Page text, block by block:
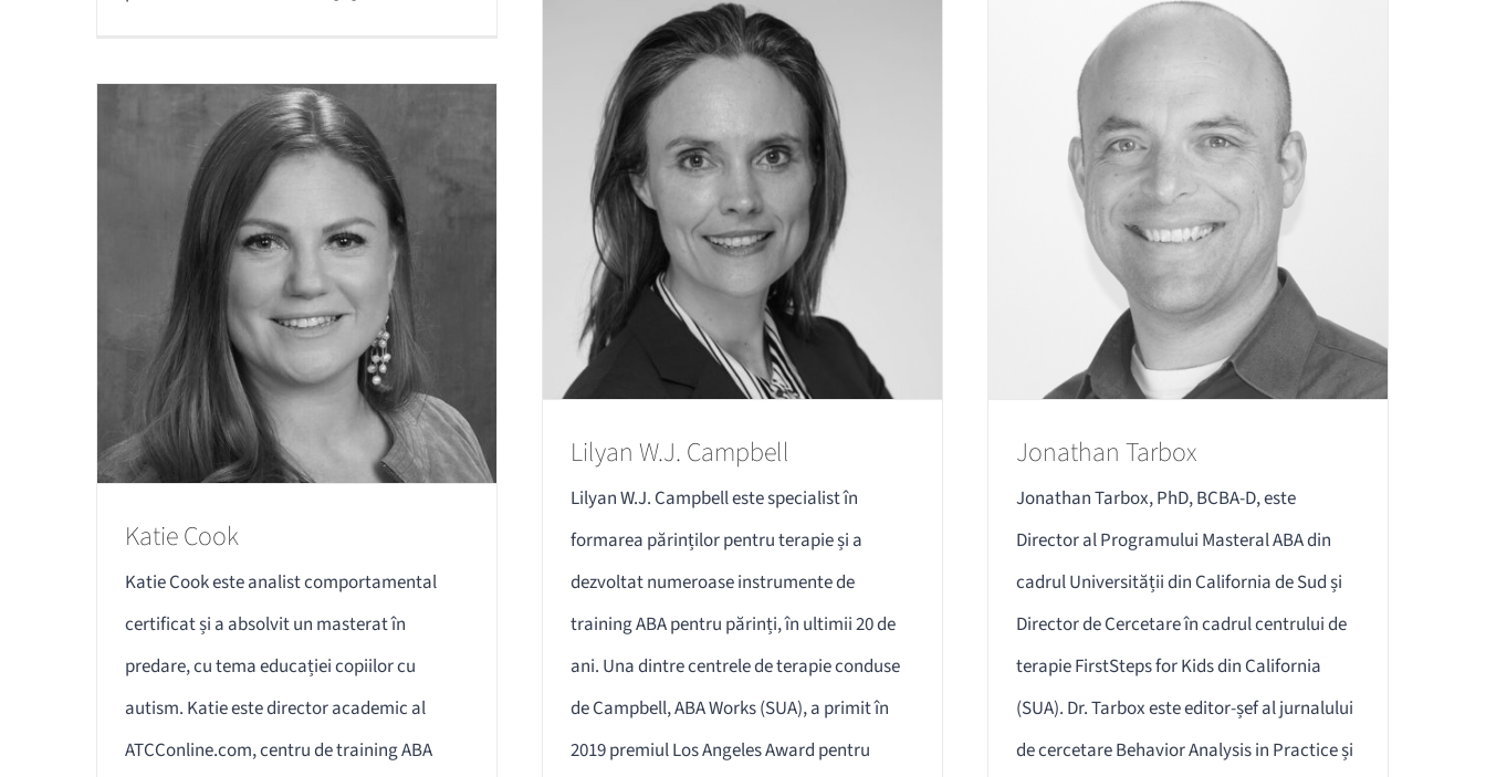
Lilyan W.J. Campbell
Lilyan W.J. Campbell este specialist în
formarea părinților pentru terapie și a
dezvoltat numeroase instrumente de
training ABA pentru părinți, în ultimii 20 de
ani. Una dintre centrele de terapie conduse
de Campbell, ABA Works (SUA), a primit în
2019 premiul Los Angeles Award pentru
Jonathan Tarbox
Jonathan Tarbox, PhD, BCBA-D, este
Director al Programului Masteral ABA din
cadrul Universității din California de Sud și
Director de Cercetare în cadrul centrului de
terapie FirstSteps for Kids din California
(SUA). Dr. Tarbox este editor-șef al jurnalului
de cercetare Behavior Analysis in Practice și
Katie Cook
Katie Cook este analist comportamental
certificat și a absolvit un masterat în
predare, cu tema educației copiilor cu
autism. Katie este director academic al
ATCConline.com, centru de training ABA